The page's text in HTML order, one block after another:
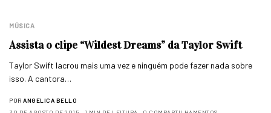
MÚSICA
Assista o clipe “Wildest Dreams” da Taylor Swift
Taylor Swift lacrou mais uma vez e ninguém pode fazer nada sobre
isso. A cantora…
POR ANGELICA BELLO